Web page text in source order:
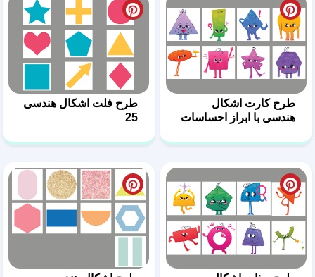
طرح کارت اشکال
هندسی با ابراز احساسات
طرح فلت اشکال هندسی
25